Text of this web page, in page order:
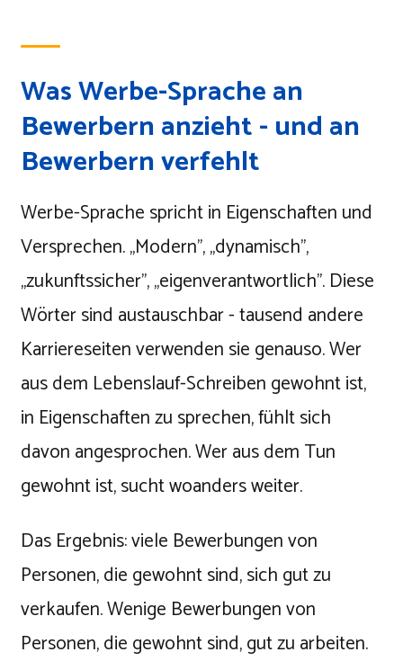
Was Werbe-Sprache an
Bewerbern anzieht - und an
Bewerbern verfehlt
Werbe-Sprache spricht in Eigenschaften und
Versprechen. „Modern", „dynamisch",
„zukunftssicher", „eigenverantwortlich". Diese
Wörter sind austauschbar - tausend andere
Karriereseiten verwenden sie genauso. Wer
aus dem Lebenslauf-Schreiben gewohnt ist,
in Eigenschaften zu sprechen, fühlt sich
davon angesprochen. Wer aus dem Tun
gewohnt ist, sucht woanders weiter.
Das Ergebnis: viele Bewerbungen von
Personen, die gewohnt sind, sich gut zu
verkaufen. Wenige Bewerbungen von
Personen, die gewohnt sind, gut zu arbeiten.